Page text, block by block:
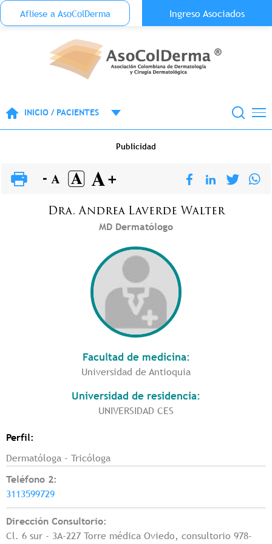
Pasar al contenido principal
Menu Top Anónimo
Aflíese a AsoColDerma Ingreso Asociados
INICIO / PACIENTES
Publicidad
Dra. Andrea Laverde Walter
MD Dermatólogo
Facultad de medicina:
Universidad de Antioquia
Universidad de residencia:
UNIVERSIDAD CES
Perfil:
Dermatóloga - Tricóloga
Teléfono 2:
3113599729
Dirección Consultorio:
Cl. 6 sur - 3A-227 Torre médica Oviedo, consultorio 978-